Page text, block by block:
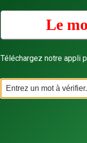
Le
Téléchargez notre appli